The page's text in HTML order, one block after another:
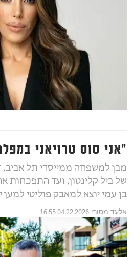
״אני סוס טרויאני
מבן למשפחה ממייסדי תל אביב,
בן עמי יוצא למאבק פוליטי
אלעד מסורי 04.22.2026 16:55